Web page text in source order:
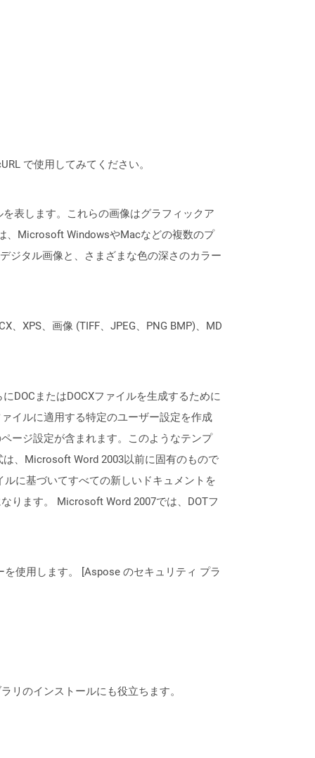
で使用してみてください。
表します。これらの画像はグラフィックア
、Microsoft WindowsやMacなどの複数のプ
ジタル画像と、さまざまな色の深さのカラー
XPS、画像 (TIFF、JPEG、PNG BMP)、MD
DOCまたはDOCXファイルを生成するために
イルに適用する特定のユーザー設定を作成
ージ設定が含まれます。このようなテンプ
、Microsoft Word 2003以前に固有のもので
に基づいてすべての新しいドキュメントを
ります。 Microsoft Word 2007では、DOTフ
使用します。 [Aspose のセキュリティ プラ
リのインストールにも役立ちます。